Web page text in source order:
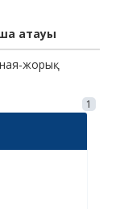
атауы
жорық
1